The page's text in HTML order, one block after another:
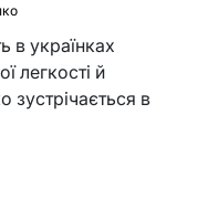
в українках
легкості й
зустрічається в